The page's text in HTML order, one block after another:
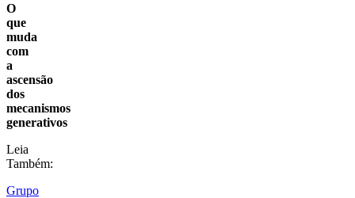
O
que
muda
com
a
ascensão
dos
mecanismos
generativos
Leia
Também:
Grupo